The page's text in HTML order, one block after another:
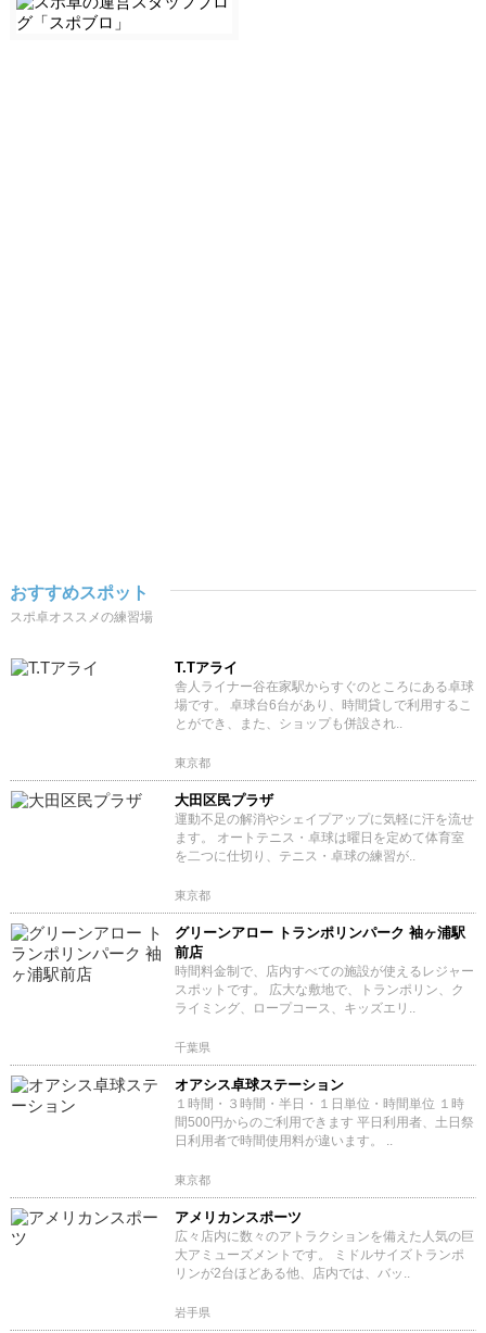
おすすめスポット
スポ卓オススメの練習場
T.Tアライ
舎人ライナー谷在家駅からすぐのところにある卓球
場です。 卓球台6台があり、時間貸しで利用するこ
とができ、また、ショップも併設され..
東京都
大田区民プラザ
運動不足の解消やシェイプアップに気軽に汗を流せ
ます。 オートテニス・卓球は曜日を定めて体育室
を二つに仕切り、テニス・卓球の練習が..
東京都
グリーンアロー トランポリンパーク 袖ヶ浦駅
前店
時間料金制で、店内すべての施設が使えるレジャー
スポットです。 広大な敷地で、トランポリン、ク
ライミング、ロープコース、キッズエリ..
千葉県
オアシス卓球ステーション
１時間・３時間・半日・１日単位・時間単位 １時
間500円からのご利用できます 平日利用者、土日祭
日利用者で時間使用料が違います。 ..
東京都
アメリカンスポーツ
広々店内に数々のアトラクションを備えた人気の巨
大アミューズメントです。 ミドルサイズトランポ
リンが2台ほどある他、店内では、バッ..
岩手県